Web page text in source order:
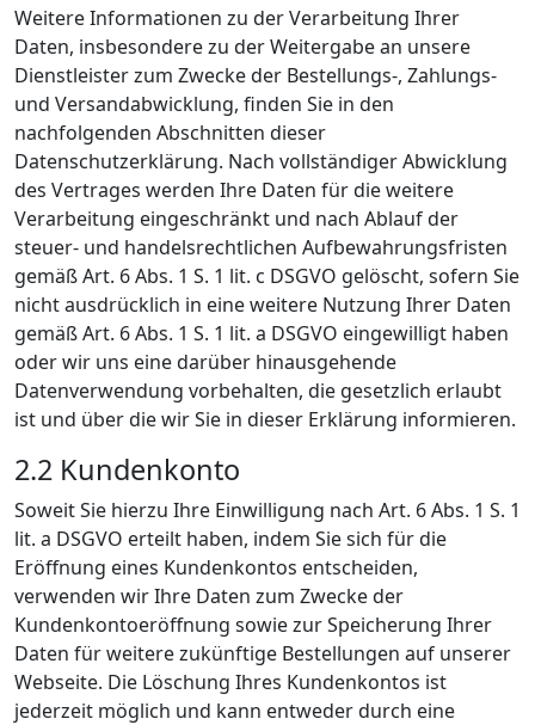
Weitere Informationen zu der Verarbeitung Ihrer
Daten, insbesondere zu der Weitergabe an unsere
Dienstleister zum Zwecke der Bestellungs-, Zahlungs-
und Versandabwicklung, finden Sie in den
nachfolgenden Abschnitten dieser
Datenschutzerklärung. Nach vollständiger Abwicklung
des Vertrages werden Ihre Daten für die weitere
Verarbeitung eingeschränkt und nach Ablauf der
steuer- und handelsrechtlichen Aufbewahrungsfristen
gemäß Art. 6 Abs. 1 S. 1 lit. c DSGVO gelöscht, sofern Sie
nicht ausdrücklich in eine weitere Nutzung Ihrer Daten
gemäß Art. 6 Abs. 1 S. 1 lit. a DSGVO eingewilligt haben
oder wir uns eine darüber hinausgehende
Datenverwendung vorbehalten, die gesetzlich erlaubt
ist und über die wir Sie in dieser Erklärung informieren.
2.2 Kundenkonto
Soweit Sie hierzu Ihre Einwilligung nach Art. 6 Abs. 1 S. 1
lit. a DSGVO erteilt haben, indem Sie sich für die
Eröffnung eines Kundenkontos entscheiden,
verwenden wir Ihre Daten zum Zwecke der
Kundenkontoeröffnung sowie zur Speicherung Ihrer
Daten für weitere zukünftige Bestellungen auf unserer
Webseite. Die Löschung Ihres Kundenkontos ist
jederzeit möglich und kann entweder durch eine